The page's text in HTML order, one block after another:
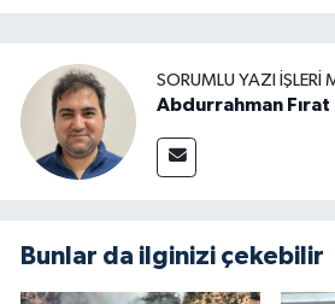
SORUMLU YAZI İŞLERI
Abdurrahman Fırat
Bunlar da ilginizi çekebilir